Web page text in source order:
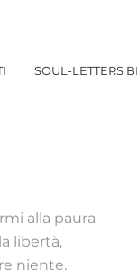
SOUL-LETTERS
alla paura
libertà,
niente,